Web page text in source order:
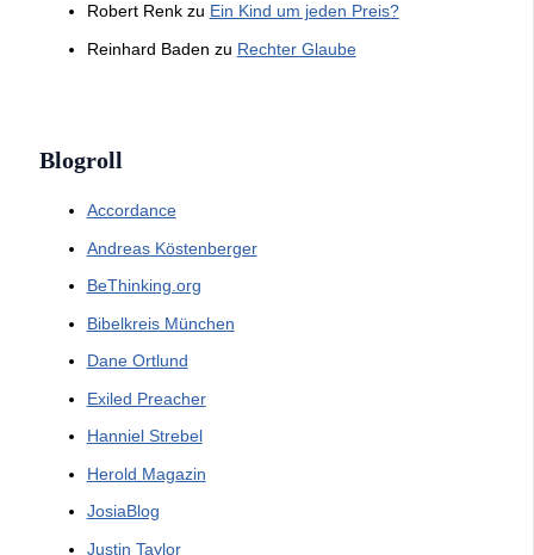
Robert Renkzu Ein Kind um jeden Preis?
Reinhard Baden zu Rechter Glaube
Blogroll
Accordance
Andreas Köstenberger
BeThinking.org
Bibelkreis München
Dane Ortlund
Exiled Preacher
Hanniel Strebel
Herold Magazin
JosiaBlog
Justin Taylor